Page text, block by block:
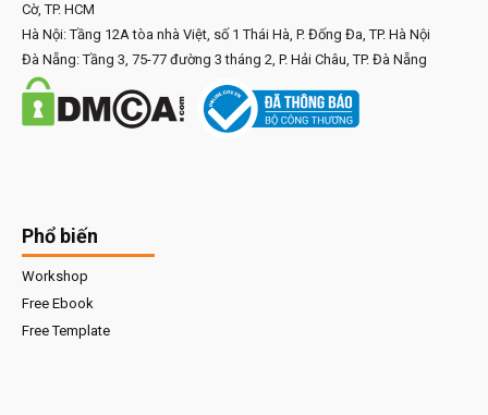
Cờ, TP. HCM
Hà Nội: Tầng 12A tòa nhà Việt, số 1 Thái Hà, P. Đống Đa, TP. Hà Nội
Đà Nẵng: Tầng 3, 75-77 đường 3 tháng 2, P. Hải Châu, TP. Đà Nẵng
Phổ biến
Workshop
Free Ebook
Free Template